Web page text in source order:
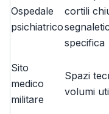
Ospedale
psichiatrico
cortili
specifica
Sito
medico
militare
Spazi
volumi